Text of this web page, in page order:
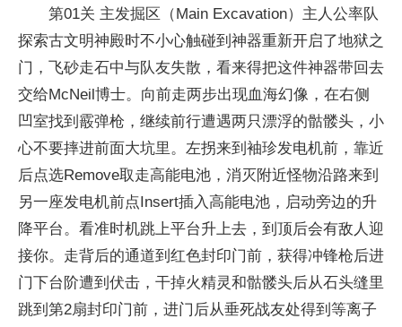
第01关 主发掘区（Main Excavation）主人公率队
探索古文明神殿时不小心触碰到神器重新开启了地狱之
门，飞砂走石中与队友失散，看来得把这件神器带回去
交给McNeil博士。向前走两步出现血海幻像，在右侧
凹室找到霰弹枪，继续前行遭遇两只漂浮的骷髅头，小
心不要摔进前面大坑里。左拐来到袖珍发电机前，靠近
后点选Remove取走高能电池，消灭附近怪物沿路来到
另一座发电机前点Insert插入高能电池，启动旁边的升
降平台。看准时机跳上平台升上去，到顶后会有敌人迎
接你。走背后的通道到红色封印门前，获得冲锋枪后进
门下台阶遭到伏击，干掉火精灵和骷髅头后从石头缝里
跳到第2扇封印门前，进门后从垂死战友处得到等离子